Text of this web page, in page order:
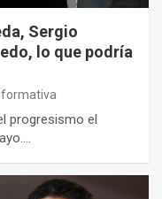
Sergio
lo que podría
progresismo el